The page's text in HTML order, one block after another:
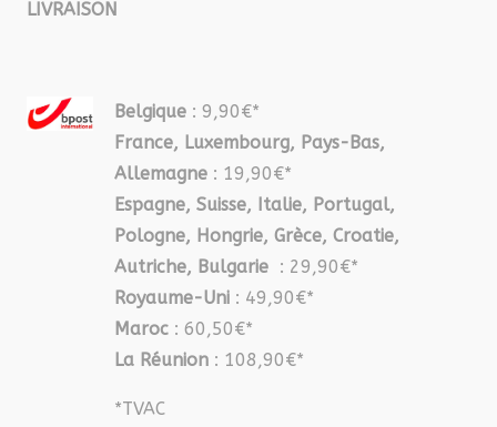
LIVRAISON
Belgique : 9,90€*
France, Luxembourg, Pays-Bas,
Allemagne : 19,90€*
Espagne, Suisse, Italie, Portugal,
Pologne, Hongrie, Grèce, Croatie,
Autriche, Bulgarie : 29,90€*
Royaume-Uni : 49,90€*
Maroc : 60,50€*
La Réunion : 108,90€*
*TVAC